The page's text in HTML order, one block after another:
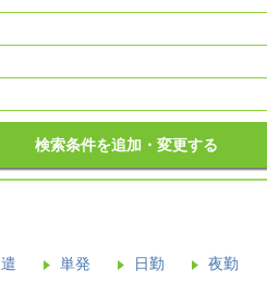
検索条件を追加・変更する
単発 日勤 夜勤